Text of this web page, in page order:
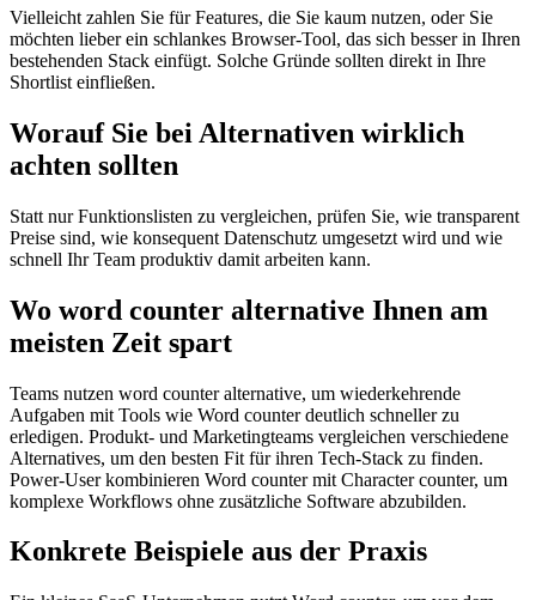
Vielleicht zahlen Sie für Features, die Sie kaum nutzen, oder Sie
möchten lieber ein schlankes Browser‑Tool, das sich besser in Ihren
bestehenden Stack einfügt. Solche Gründe sollten direkt in Ihre
Shortlist einfließen.
Worauf Sie bei Alternativen wirklich
achten sollten
Statt nur Funktionslisten zu vergleichen, prüfen Sie, wie transparent
Preise sind, wie konsequent Datenschutz umgesetzt wird und wie
schnell Ihr Team produktiv damit arbeiten kann.
Wo word counter alternative Ihnen am
meisten Zeit spart
Teams nutzen word counter alternative, um wiederkehrende
Aufgaben mit Tools wie Word counter deutlich schneller zu
erledigen. Produkt- und Marketingteams vergleichen verschiedene
Alternatives, um den besten Fit für ihren Tech-Stack zu finden.
Power-User kombinieren Word counter mit Character counter, um
komplexe Workflows ohne zusätzliche Software abzubilden.
Konkrete Beispiele aus der Praxis